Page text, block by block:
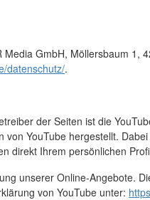
GmbH, Möllersbaum
datenschutz/.
der Seiten ist die
YouTube hergestellt.
direkt Ihrem persönlichen
unserer Online-Angebote.
von YouTube unter: